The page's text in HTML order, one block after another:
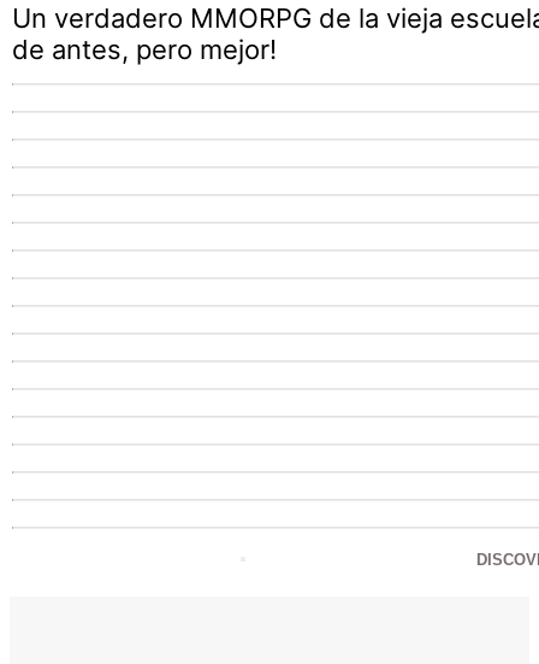
Un verdadero MMORPG de la vieja
de antes, pero mejor!